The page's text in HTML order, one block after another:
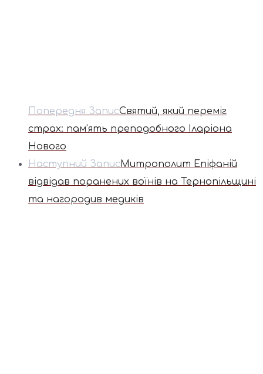
Попередня ЗаписСвятий, який переміг
страх: пам’ять преподобного Іларіона
Нового
Наступний ЗаписМитрополит Епіфаній
відвідав поранених воїнів на Тернопільщині
та нагородив медиків